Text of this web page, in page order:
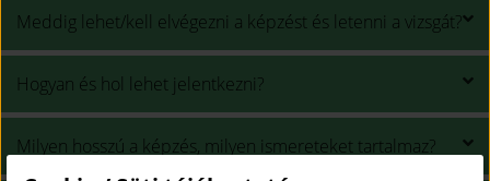
Meddig lehet/kell elvégezni a képzést és letenni a vizsgát?
Hogyan és hol lehet jelentkezni?
Milyen hosszú a képzés, milyen ismereteket tartalmaz?